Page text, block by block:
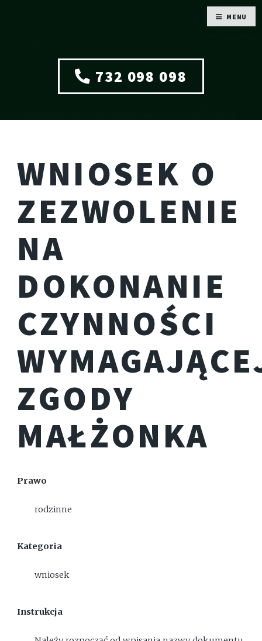
732 098 098
WNIOSEK O
ZEZWOLENIE
NA
DOKONANIE
CZYNNOŚCI
ZGODY
MAŁŻONKA
Prawo
rodzinne
Kategoria
wniosek
Instrukcja
MENU